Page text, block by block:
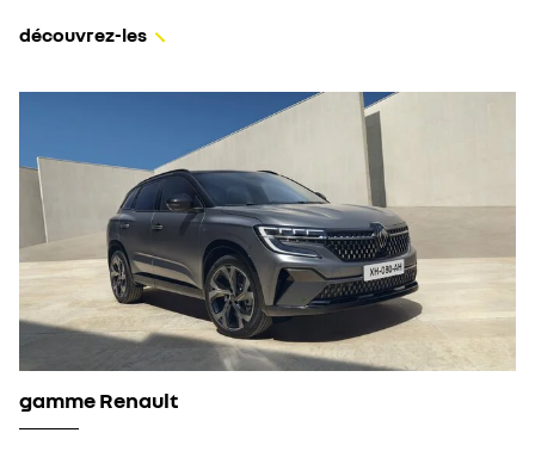
découvrez-les
gamme Renault